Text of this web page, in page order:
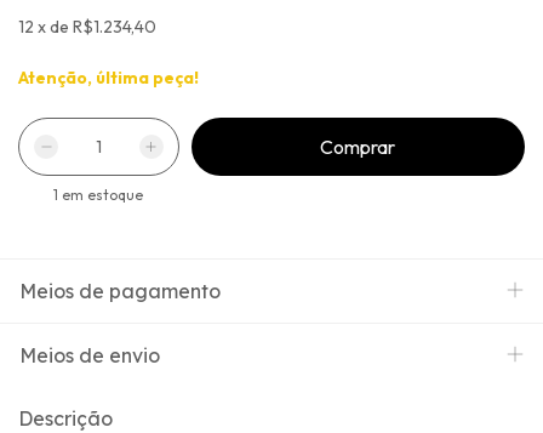
12 xde R$1.234,40
Atenção, última peça!
1 em estoque
Meios de pagamento
Meios de envio
Descrição